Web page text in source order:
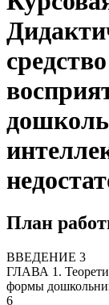
План
ВВЕДЕНИЕ 3
ГЛАВА 1.
формы
6